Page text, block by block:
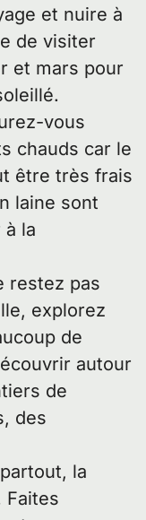
et nuire à
de visiter
et mars pour
vous
chauds car le
être très frais
laine sont
à la
restez pas
explorez
de
autour
de
des
la
Faites